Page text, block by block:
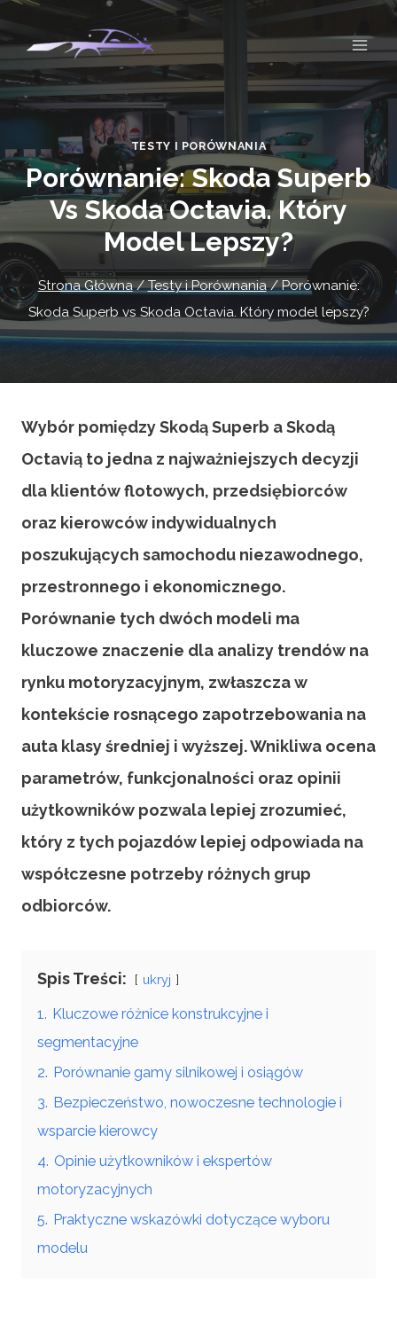
do
treści
TESTY I PORÓWNANIA
Porównanie: Skoda Superb
Vs Skoda Octavia. Który
Model Lepszy?
Strona Główna / Testy i Porównania / Porównanie:
Skoda Superb vs Skoda Octavia. Który model lepszy?
Wybór pomiędzy Skodą Superb a Skodą
Octavią to jedna z najważniejszych decyzji
dla klientów flotowych, przedsiębiorców
oraz kierowców indywidualnych
poszukujących samochodu niezawodnego,
przestronnego i ekonomicznego.
Porównanie tych dwóch modeli ma
kluczowe znaczenie dla analizy trendów na
rynku motoryzacyjnym, zwłaszcza w
kontekście rosnącego zapotrzebowania na
auta klasy średniej i wyższej. Wnikliwa ocena
parametrów, funkcjonalności oraz opinii
użytkowników pozwala lepiej zrozumieć,
który z tych pojazdów lepiej odpowiada na
współczesne potrzeby różnych grup
odbiorców.
Spis Treści: ukryj
1. Kluczowe różnice konstrukcyjne i
segmentacyjne
2. Porównanie gamy silnikowej i osiągów
3. Bezpieczeństwo, nowoczesne technologie i
wsparcie kierowcy
4. Opinie użytkowników i ekspertów
motoryzacyjnych
5. Praktyczne wskazówki dotyczące wyboru
modelu